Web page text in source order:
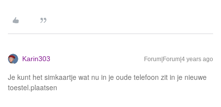
Karin303 Forum|Forum|4 years ago
Je kunt het simkaartje wat nu in je oude telefoon zit in je nieuwe
toestel.plaatsen